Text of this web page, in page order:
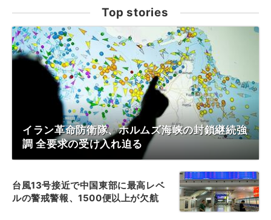
Top stories
イラン革命防衛隊、ホルムズ海峡の封鎖継続強
調 全要求の受け入れ迫る
台風13号接近で中国東部に最高レベ
ルの警戒警報、1500便以上が欠航